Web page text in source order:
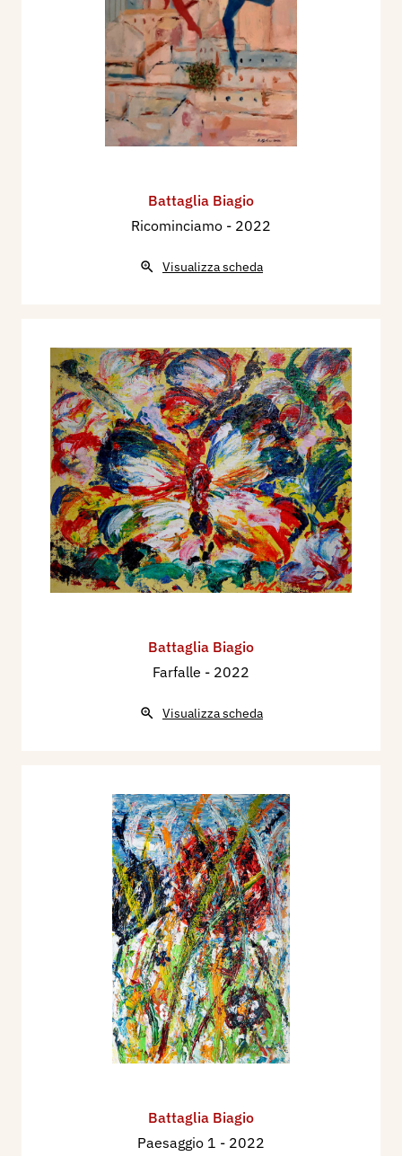
Battaglia Biagio
Ricominciamo - 2022
Visualizza scheda
Battaglia Biagio
Farfalle - 2022
Visualizza scheda
Battaglia Biagio
Paesaggio 1 - 2022